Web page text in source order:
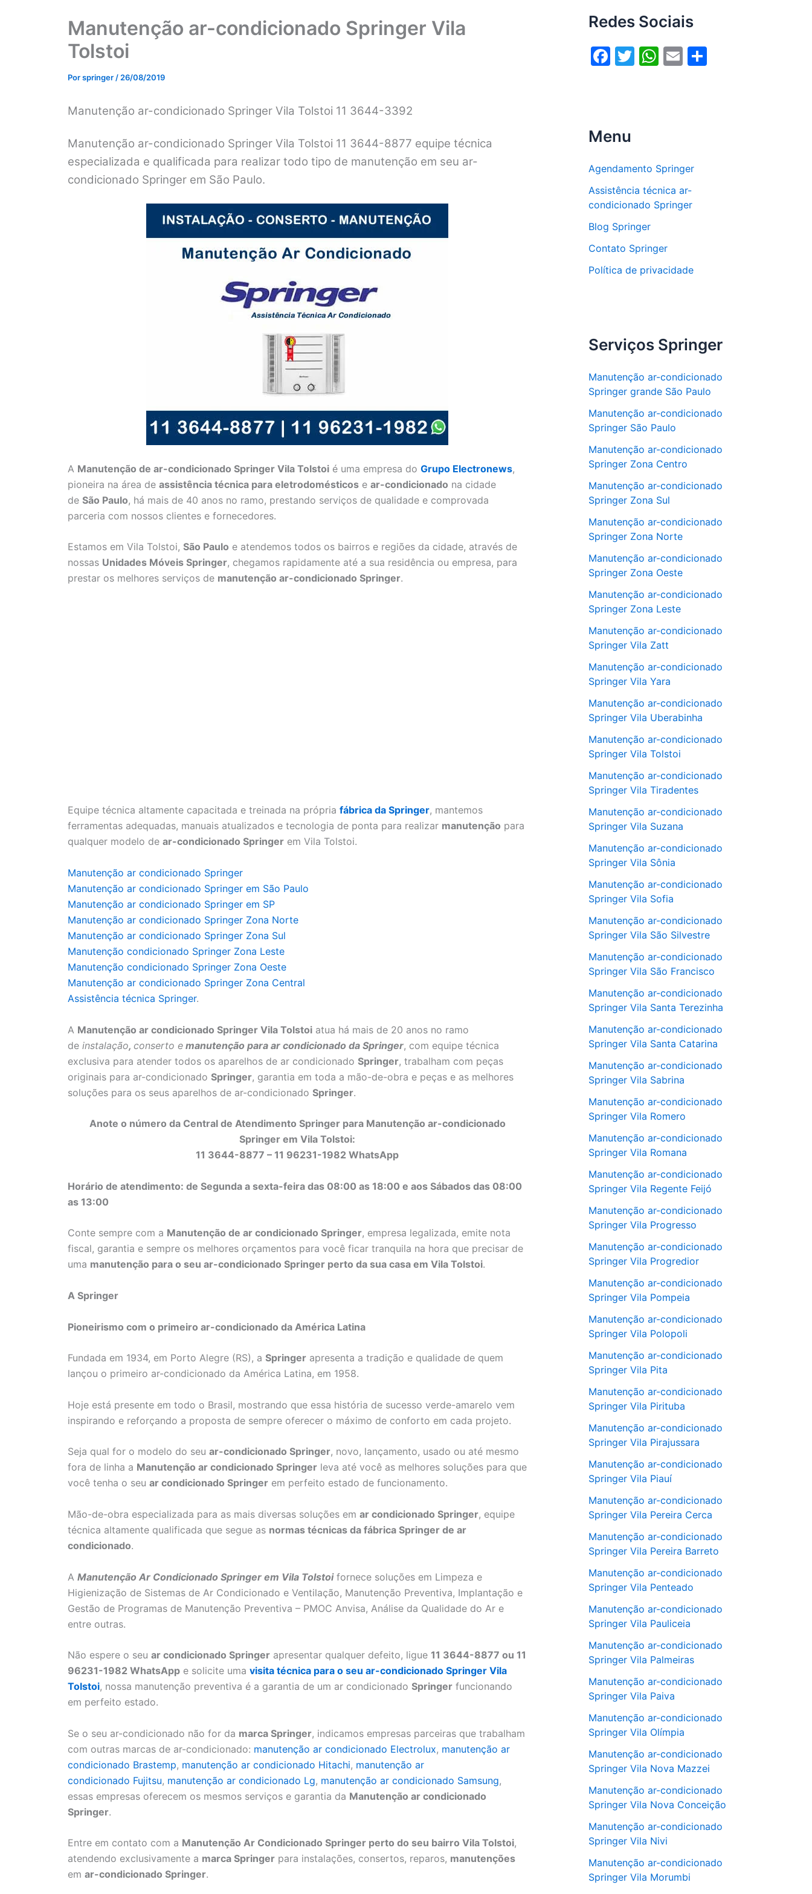
Manutenção ar-condicionado Springer Vila
Tolstoi
Porspringer / 26/08/2019
Manutenção ar-condicionado Springer Vila Tolstoi 11 3644-3392
Manutenção ar-condicionado Springer Vila Tolstoi 11 3644-8877 equipe técnica
especializada e qualificada para realizar todo tipo de manutenção em seu ar-
condicionado Springer em São Paulo.
A Manutenção de ar-condicionado Springer Vila Tolstoi é uma empresa do Grupo Electronews,
pioneira na área de assistência técnica para eletrodomésticos e ar-condicionado na cidade
de São Paulo, há mais de 40 anos no ramo, prestando serviços de qualidade e comprovada
parceria com nossos clientes e fornecedores.
Estamos em Vila Tolstoi, São Paulo e atendemos todos os bairros e regiões da cidade, através de
nossas Unidades Móveis Springer, chegamos rapidamente até a sua residência ou empresa, para
prestar os melhores serviços de manutenção ar-condicionado Springer.
Equipe técnica altamente capacitada e treinada na própria fábrica da Springer, mantemos
ferramentas adequadas, manuais atualizados e tecnologia de ponta para realizar manutenção para
qualquer modelo de ar-condicionado Springer em Vila Tolstoi.
Manutenção ar condicionado Springer
Manutenção ar condicionado Springer em São Paulo
Manutenção ar condicionado Springer em SP
Manutenção ar condicionado Springer Zona Norte
Manutenção ar condicionado Springer Zona Sul
Manutenção condicionado Springer Zona Leste
Manutenção condicionado Springer Zona Oeste
Manutenção ar condicionado Springer Zona Central
Assistência técnica Springer.
A Manutenção ar condicionado Springer Vila Tolstoi atua há mais de 20 anos no ramo
de instalação, conserto e manutenção para ar condicionado da Springer, com equipe técnica
exclusiva para atender todos os aparelhos de ar condicionado Springer, trabalham com peças
originais para ar-condicionado Springer, garantia em toda a mão-de-obra e peças e as melhores
soluções para os seus aparelhos de ar-condicionado Springer.
Anote o número da Central de Atendimento Springer para Manutenção ar-condicionado
Springer em Vila Tolstoi:
11 3644-8877 – 11 96231-1982 WhatsApp
Horário de atendimento: de Segunda a sexta-feira das 08:00 as 18:00 e aos Sábados das 08:00
as 13:00
Conte sempre com a Manutenção de ar condicionado Springer, empresa legalizada, emite nota
fiscal, garantia e sempre os melhores orçamentos para você ficar tranquila na hora que precisar de
uma manutenção para o seu ar-condicionado Springer perto da sua casa em Vila Tolstoi.
A Springer
Pioneirismo com o primeiro ar-condicionado da América Latina
Fundada em 1934, em Porto Alegre (RS), a Springer apresenta a tradição e qualidade de quem
lançou o primeiro ar-condicionado da América Latina, em 1958.
Hoje está presente em todo o Brasil, mostrando que essa história de sucesso verde-amarelo vem
inspirando e reforçando a proposta de sempre oferecer o máximo de conforto em cada projeto.
Seja qual for o modelo do seu ar-condicionado Springer, novo, lançamento, usado ou até mesmo
fora de linha a Manutenção ar condicionado Springer leva até você as melhores soluções para que
você tenha o seu ar condicionado Springer em perfeito estado de funcionamento.
Mão-de-obra especializada para as mais diversas soluções em ar condicionado Springer, equipe
técnica altamente qualificada que segue as normas técnicas da fábrica Springer de ar
condicionado.
A Manutenção Ar Condicionado Springer em Vila Tolstoifornece soluções em Limpeza e
Higienização de Sistemas de Ar Condicionado e Ventilação, Manutenção Preventiva, Implantação e
Gestão de Programas de Manutenção Preventiva – PMOC Anvisa, Análise da Qualidade do Ar e
entre outras.
Não espere o seu ar condicionado Springer apresentar qualquer defeito, ligue 11 3644-8877 ou 11
96231-1982 WhatsApp e solicite uma visita técnica para o seu ar-condicionado Springer Vila
Tolstoi, nossa manutenção preventiva é a garantia de um ar condicionado Springer funcionando
em perfeito estado.
Se o seu ar-condicionado não for da marca Springer, indicamos empresas parceiras que trabalham
com outras marcas de ar-condicionado: manutenção ar condicionado Electrolux, manutenção ar
condicionado Brastemp, manutenção ar condicionado Hitachi, manutenção ar
condicionado Fujitsu, manutenção ar condicionado Lg, manutenção ar condicionado Samsung,
essas empresas oferecem os mesmos serviços e garantia da Manutenção ar condicionado
Springer.
Entre em contato com a Manutenção Ar Condicionado Springer perto do seu bairro Vila Tolstoi,
atendendo exclusivamente a marca Springer para instalações, consertos, reparos, manutenções
em ar-condicionado Springer.
Redes Sociais
F
b
o
k
T
W
p
E
Menu
Agendamento Springer
Assistência técnica ar-
condicionado Springer
Blog Springer
Contato Springer
Política de privacidade
Serviços Springer
Manutenção ar-condicionado
Springer grande São Paulo
Manutenção ar-condicionado
Springer São Paulo
Manutenção ar-condicionado
Springer Zona Centro
Manutenção ar-condicionado
Springer Zona Sul
Manutenção ar-condicionado
Springer Zona Norte
Manutenção ar-condicionado
Springer Zona Oeste
Manutenção ar-condicionado
Springer Zona Leste
Manutenção ar-condicionado
Springer Vila Zatt
Manutenção ar-condicionado
Springer Vila Yara
Manutenção ar-condicionado
Springer Vila Uberabinha
Manutenção ar-condicionado
Springer Vila Tolstoi
Manutenção ar-condicionado
Springer Vila Tiradentes
Manutenção ar-condicionado
Springer Vila Suzana
Manutenção ar-condicionado
Springer Vila Sônia
Manutenção ar-condicionado
Springer Vila Sofia
Manutenção ar-condicionado
Springer Vila São Silvestre
Manutenção ar-condicionado
Springer Vila São Francisco
Manutenção ar-condicionado
Springer Vila Santa Terezinha
Manutenção ar-condicionado
Springer Vila Santa Catarina
Manutenção ar-condicionado
Springer Vila Sabrina
Manutenção ar-condicionado
Springer Vila Romero
Manutenção ar-condicionado
Springer Vila Romana
Manutenção ar-condicionado
Springer Vila Regente Feijó
Manutenção ar-condicionado
Springer Vila Progresso
Manutenção ar-condicionado
Springer Vila Progredior
Manutenção ar-condicionado
Springer Vila Pompeia
Manutenção ar-condicionado
Springer Vila Polopoli
Manutenção ar-condicionado
Springer Vila Pita
Manutenção ar-condicionado
Springer Vila Pirituba
Manutenção ar-condicionado
Springer Vila Pirajussara
Manutenção ar-condicionado
Springer Vila Piauí
Manutenção ar-condicionado
Springer Vila Pereira Cerca
Manutenção ar-condicionado
Springer Vila Pereira Barreto
Manutenção ar-condicionado
Springer Vila Penteado
Manutenção ar-condicionado
Springer Vila Pauliceia
Manutenção ar-condicionado
Springer Vila Palmeiras
Manutenção ar-condicionado
Springer Vila Paiva
Manutenção ar-condicionado
Springer Vila Olímpia
Manutenção ar-condicionado
Springer Vila Nova Mazzei
Manutenção ar-condicionado
Springer Vila Nova Conceição
Manutenção ar-condicionado
Springer Vila Nivi
Manutenção ar-condicionado
Springer Vila Morumbi